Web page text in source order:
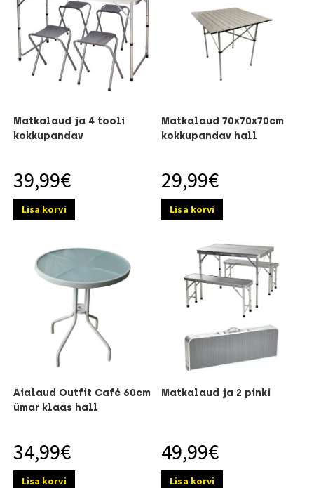
Matkalaud ja 4 tooli
kokkupandav
39,99€
Lisa korvi
Matkalaud 70x70x70cm
kokkupandav hall
29,99€
Lisa korvi
Aialaud Outfit Café 60cm
ümar klaas hall
34,99€
Lisa korvi
Matkalaud ja 2 pinki
49,99€
Lisa korvi